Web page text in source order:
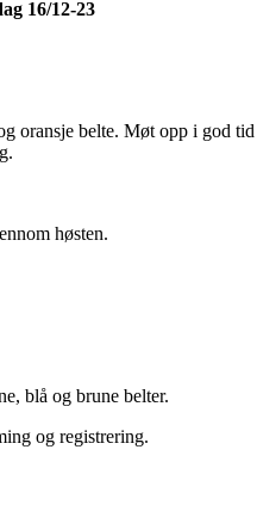
16/12-23
oransje belte. Møt opp i god tid
høsten.
blå og brune belter.
og registrering.